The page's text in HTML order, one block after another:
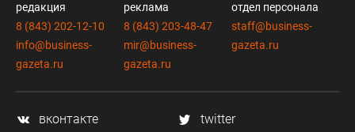
редакция
8 (843) 202-12-10
info@business-
gazeta.ru
реклама
8 (843) 203-48-47
mir@business-
gazeta.ru
отдел персонала
staff@business-
gazeta.ru
вконтакте
twitter